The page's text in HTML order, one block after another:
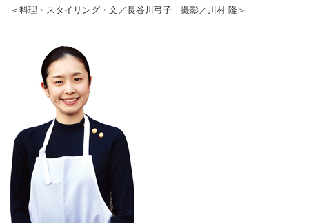
＜料理・スタイリング・文／長谷川弓子 撮影／川村 隆＞